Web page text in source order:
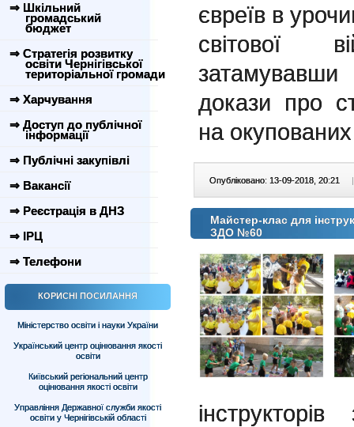
⇒ Шкільний
громадський
бюджет
⇒ Стратегія розвитку
освіти Чернігівської
територіальної громади
⇒ Харчування
⇒ Доступ до публічної
інформації
⇒ Публічні закупівлі
⇒ Вакансії
⇒ Реєстрація в ДНЗ
⇒ ІРЦ
⇒ Телефони
КОРИСНІ ПОСИЛАННЯ
Міністерство освіти і науки України
Український центр оцінювання якості
освіти
Київський регіональний центр
оцінювання якості освіти
Управління Державної служби якості
освіти у Чернігівській області
євреїв в
світової
затамувавши
докази про
на
Опубліковано: 13-09-2018, 20:21 |
Майстер-клас для
ЗДО №60